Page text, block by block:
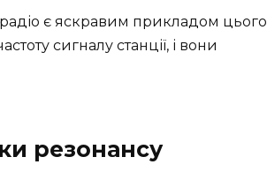
є яскравим прикладом цього
сигналу станції, і вони
резонансу